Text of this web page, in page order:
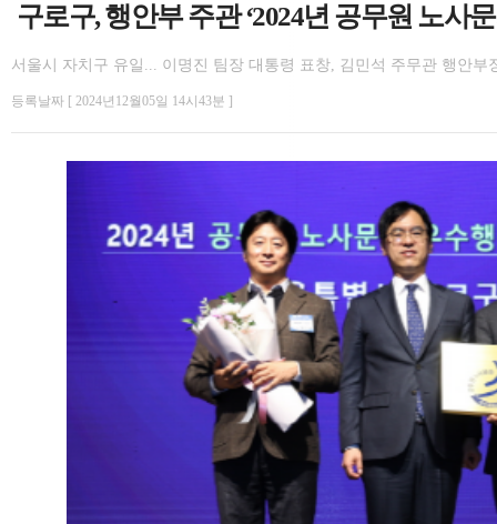
구로구, 행안부 주관 ‘2024년 공무원 노사
서울시 자치구 유일... 이명진 팀장 대통령 표창, 김민석 주무관 행안부
등록날짜 [ 2024년12월05일 14시43분 ]